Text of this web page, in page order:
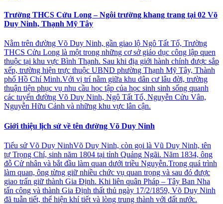
Trường THCS Cửu Long – Ngôi trường khang trang tại 02 Võ
Duy Ninh, Thạnh Mỹ Tây
Nằm trên đường Võ Duy Ninh, gần giao lộ Ngô Tất Tố, Trường
THCS Cửu Long là một trong những cơ sở giáo dục công lập quen
thuộc tại khu vực Bình Thạnh. Sau khi địa giới hành chính được sắp
xếp, trường hiện trực thuộc UBND phường Thạnh Mỹ Tây, Thành
phố Hồ Chí Minh.Với vị trí nằm giữa khu dân cư lâu đời, trường
thuận tiện phục vụ nhu cầu học tập của học sinh sinh sống quanh
các tuyến đường Võ Duy Ninh, Ngô Tất Tố, Nguyễn Cửu Vân,
Nguyễn Hữu Cảnh và những khu vực lân cận.
Giới thiệu lịch sử về tên đường Võ Duy Ninh
Tiểu sử Võ Duy NinhVõ Duy Ninh, còn gọi là Vũ Duy Ninh, tên
tự Trọng Chí, sinh năm 1804 tại tỉnh Quảng Ngãi. Năm 1834, ông
đỗ Cử nhân và bắt đầu làm quan dưới triều Nguyễn.Trong quá trình
làm quan, ông từng giữ nhiều chức vụ quan trọng và sau đó được
giao trấn giữ thành Gia Định. Khi liên quân Pháp – Tây Ban Nha
tấn công và thành Gia Định thất thủ ngày 17/2/1859, Võ Duy Ninh
đã tuẫn tiết, thể hiện khí tiết và lòng trung thành với đất nước.